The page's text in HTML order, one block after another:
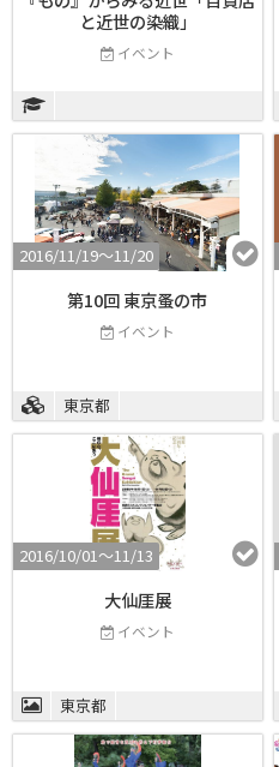
と近世の染織」
イベント
2016/11/19〜11/20
第10回 東京蚤の市
イベント
東京都
2016/10/01〜11/13
大仙厓展
イベント
東京都